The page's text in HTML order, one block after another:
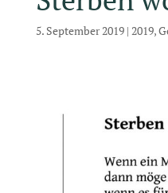
5. September 2019| 2019,